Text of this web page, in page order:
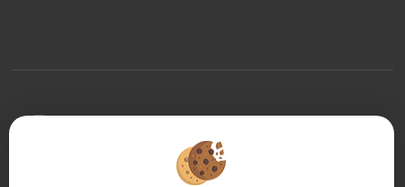
PC, tablet or smartphone, our site automatically adapts
to different types of screens